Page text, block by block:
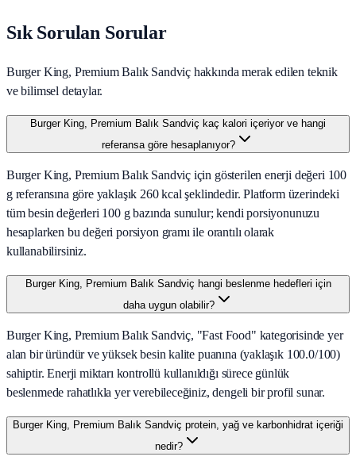
Sık Sorulan Sorular
Burger King, Premium Balık Sandviç hakkında merak edilen teknik
ve bilimsel detaylar.
Burger King, Premium Balık Sandviç kaç kalori içeriyor ve hangi
referansa göre hesaplanıyor?
Burger King, Premium Balık Sandviç için gösterilen enerji değeri 100
g referansına göre yaklaşık 260 kcal şeklindedir. Platform üzerindeki
tüm besin değerleri 100 g bazında sunulur; kendi porsiyonunuzu
hesaplarken bu değeri porsiyon gramı ile orantılı olarak
kullanabilirsiniz.
Burger King, Premium Balık Sandviç hangi beslenme hedefleri için
daha uygun olabilir?
Burger King, Premium Balık Sandviç, "Fast Food" kategorisinde yer
alan bir üründür ve yüksek besin kalite puanına (yaklaşık 100.0/100)
sahiptir. Enerji miktarı kontrollü kullanıldığı sürece günlük
beslenmede rahatlıkla yer verebileceğiniz, dengeli bir profil sunar.
Burger King, Premium Balık Sandviç protein, yağ ve karbonhidrat içeriği
nedir?